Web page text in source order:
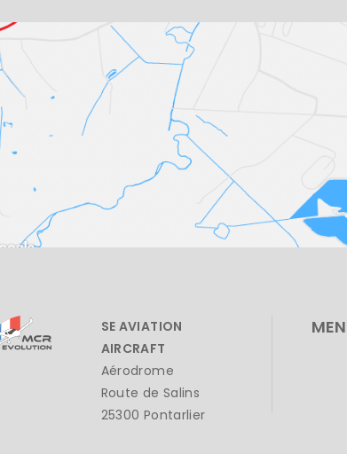
SE AVIATION
AIRCRAFT
Aérodrome
Route de Salins
25300 Pontarlier